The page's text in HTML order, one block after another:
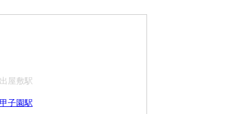
出屋敷駅
甲子園駅